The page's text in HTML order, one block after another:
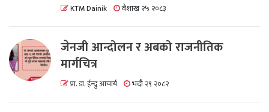
KTM Dainik वैशाख २५ २०८३
जेनजी आन्दोलन र अबको राजनीतिक
मार्गचित्र
प्रा. डा. ईन्दु आचार्य भदौ २९ २०८२